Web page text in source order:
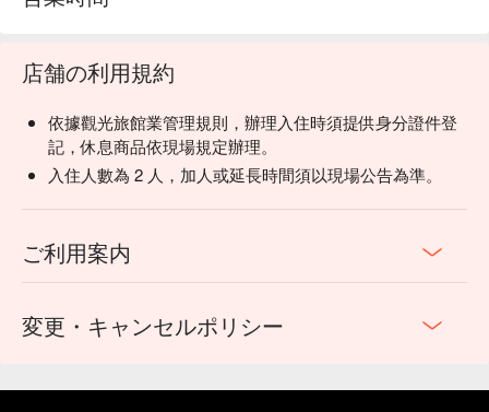
店舗の利用規約
依據觀光旅館業管理規則，辦理入住時須提供身分證件登
記，休息商品依現場規定辦理。
入住人數為 2 人，加人或延長時間須以現場公告為準。
ご利用案内
変更・キャンセルポリシー